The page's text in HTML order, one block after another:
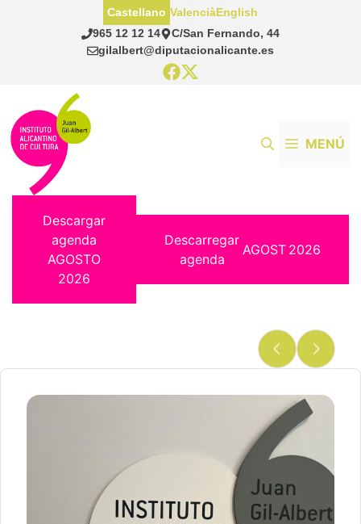
965 12 12 14
C/San Fernando, 44
gilalbert@diputacionalicante.es
Castellano ValenciàEnglish
MENÚ
Descargar
agenda
AGOSTO
2026
Descarregar
agenda
AGOST 2026